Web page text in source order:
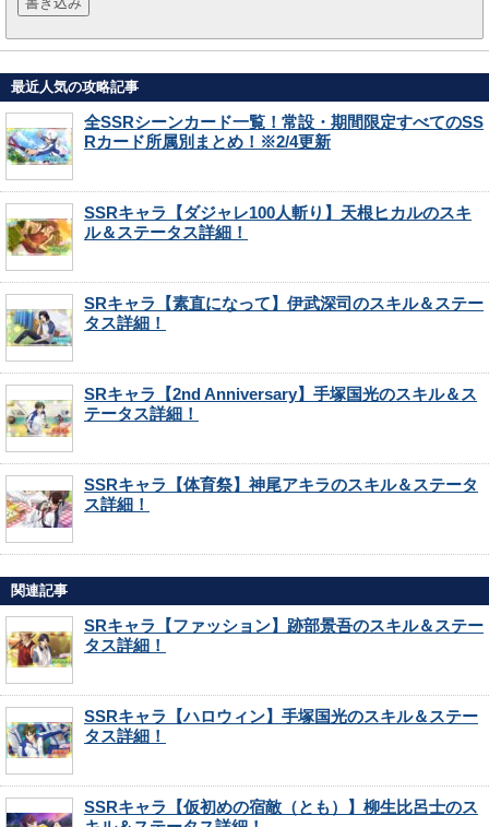
最近人気の攻略記事
全SSRシーンカード一覧！常設・期間限定すべてのSS
Rカード所属別まとめ！※2/4更新
SSRキャラ【ダジャレ100人斬り】天根ヒカルのスキ
ル＆ステータス詳細！
SRキャラ【素直になって】伊武深司のスキル＆ステー
タス詳細！
SRキャラ【2nd Anniversary】手塚国光のスキル＆ス
テータス詳細！
SSRキャラ【体育祭】神尾アキラのスキル＆ステータ
ス詳細！
関連記事
SRキャラ【ファッション】跡部景吾のスキル＆ステー
タス詳細！
SSRキャラ【ハロウィン】手塚国光のスキル＆ステー
タス詳細！
SSRキャラ【仮初めの宿敵（とも）】柳生比呂士のス